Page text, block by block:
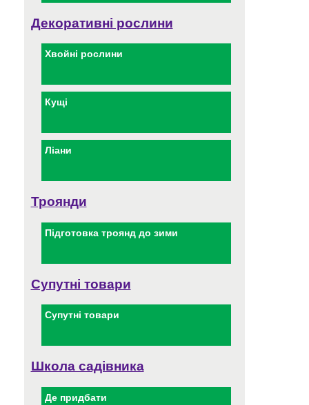
Декоративні рослини
Хвойні рослини
Кущі
Ліани
Троянди
Підготовка троянд до зими
Супутні товари
Супутні товари
Школа садівника
Де придбати